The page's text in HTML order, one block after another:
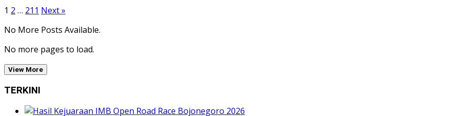
1 2 … 211 Next »
No More Posts Available.
No more pages to load.
View More
TERKINI